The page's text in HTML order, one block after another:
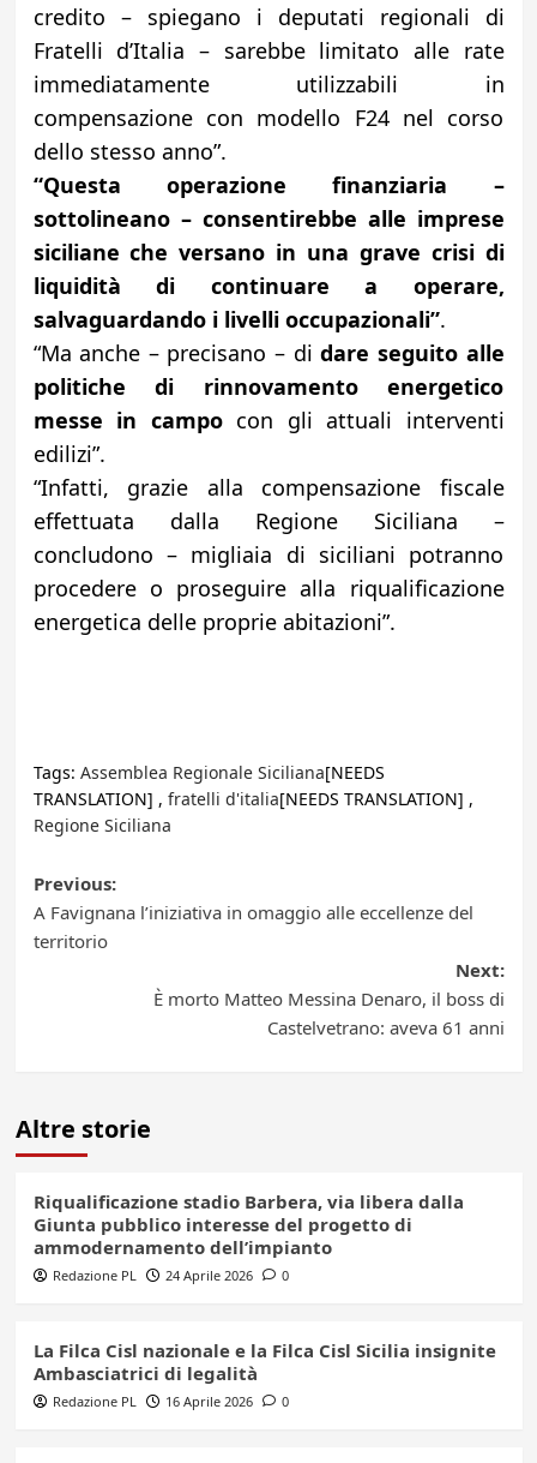
credito – spiegano i deputati regionali di
Fratelli d’Italia – sarebbe limitato alle rate
immediatamente utilizzabili in
compensazione con modello F24 nel corso
dello stesso anno”.
“Questa operazione finanziaria –
sottolineano – consentirebbe alle imprese
siciliane che versano in una grave crisi di
liquidità di continuare a operare,
salvaguardando i livelli occupazionali”.
“Ma anche – precisano – didare seguito alle
politiche di rinnovamento energetico
messe in campocon gli attuali interventi
edilizi”.
“Infatti, grazie alla compensazione fiscale
effettuata dalla Regione Siciliana –
concludono – migliaia di siciliani potranno
procedere o proseguire alla riqualificazione
energetica delle proprie abitazioni”.
Tags: Assemblea Regionale Siciliana[NEEDS
TRANSLATION] , fratelli d'italia[NEEDS TRANSLATION] ,
Regione Siciliana
Post
navigation
Previous:
A Favignana l’iniziativa in omaggio alle eccellenze del
territorio
Next:
È morto Matteo Messina Denaro, il boss di
Castelvetrano: aveva 61 anni
Altre storie
Riqualificazione stadio Barbera, via libera dalla
Giunta pubblico interesse del progetto di
ammodernamento dell’impianto
Redazione PL 24 Aprile 2026 0
La Filca Cisl nazionale e la Filca Cisl Sicilia insignite
Ambasciatrici di legalità
Redazione PL 16 Aprile 2026 0